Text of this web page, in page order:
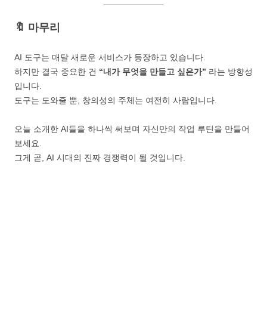
🔖 마무리
AI 도구는 매달 새로운 서비스가 등장하고 있습니다.
하지만 결국 중요한 건 “내가 무엇을 만들고 싶은가” 라는 방향성
입니다.
도구는 도와줄 뿐, 창의성의 주체는 여전히 사람입니다.
오늘 소개한 AI들을 하나씩 써보며 자신만의 작업 루틴을 만들어
보세요.
그게 곧, AI 시대의 진짜 경쟁력이 될 것입니다.